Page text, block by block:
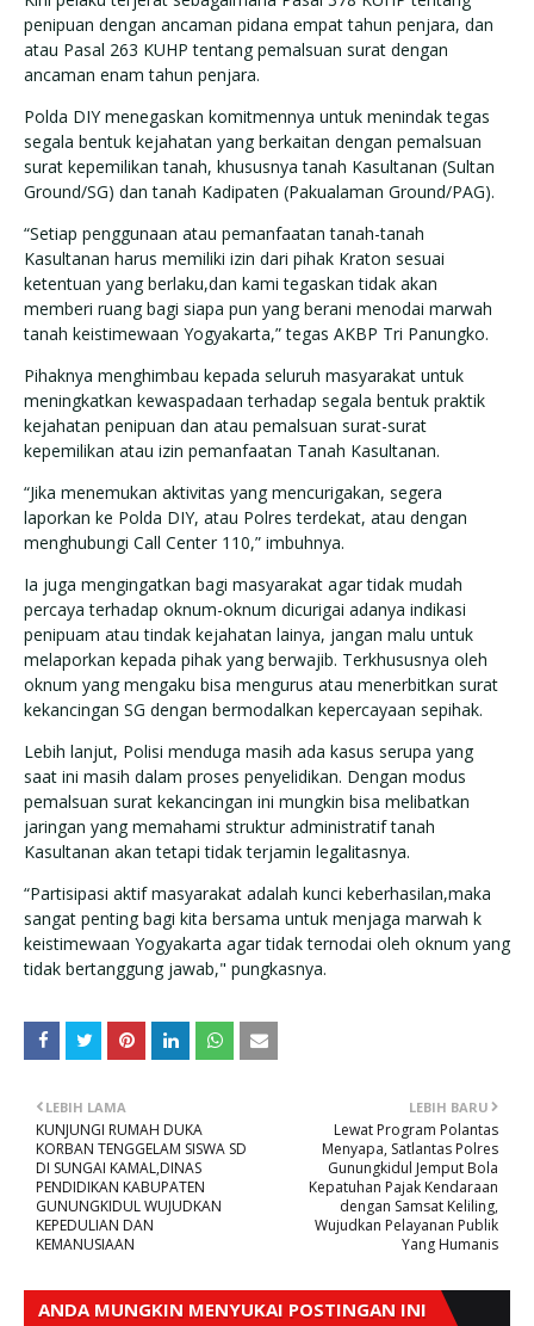
penipuan dengan ancaman pidana empat tahun penjara, dan
atau Pasal 263 KUHP tentang pemalsuan surat dengan
ancaman enam tahun penjara.
Polda DIY menegaskan komitmennya untuk menindak tegas
segala bentuk kejahatan yang berkaitan dengan pemalsuan
surat kepemilikan tanah, khususnya tanah Kasultanan (Sultan
Ground/SG) dan tanah Kadipaten (Pakualaman Ground/PAG).
“Setiap penggunaan atau pemanfaatan tanah-tanah
Kasultanan harus memiliki izin dari pihak Kraton sesuai
ketentuan yang berlaku,dan kami tegaskan tidak akan
memberi ruang bagi siapa pun yang berani menodai marwah
tanah keistimewaan Yogyakarta,” tegas AKBP Tri Panungko.
Pihaknya menghimbau kepada seluruh masyarakat untuk
meningkatkan kewaspadaan terhadap segala bentuk praktik
kejahatan penipuan dan atau pemalsuan surat-surat
kepemilikan atau izin pemanfaatan Tanah Kasultanan.
“Jika menemukan aktivitas yang mencurigakan, segera
laporkan ke Polda DIY, atau Polres terdekat, atau dengan
menghubungi Call Center 110,” imbuhnya.
Ia juga mengingatkan bagi masyarakat agar tidak mudah
percaya terhadap oknum-oknum dicurigai adanya indikasi
penipuam atau tindak kejahatan lainya, jangan malu untuk
melaporkan kepada pihak yang berwajib. Terkhususnya oleh
oknum yang mengaku bisa mengurus atau menerbitkan surat
kekancingan SG dengan bermodalkan kepercayaan sepihak.
Lebih lanjut, Polisi menduga masih ada kasus serupa yang
saat ini masih dalam proses penyelidikan. Dengan modus
pemalsuan surat kekancingan ini mungkin bisa melibatkan
jaringan yang memahami struktur administratif tanah
Kasultanan akan tetapi tidak terjamin legalitasnya.
“Partisipasi aktif masyarakat adalah kunci keberhasilan,maka
sangat penting bagi kita bersama untuk menjaga marwah k
keistimewaan Yogyakarta agar tidak ternodai oleh oknum yang
tidak bertanggung jawab," pungkasnya.
LEBIH BARU
Lewat Program Polantas
Menyapa, Satlantas Polres
Gunungkidul Jemput Bola
Kepatuhan Pajak Kendaraan
dengan Samsat Keliling,
Wujudkan Pelayanan Publik
Yang Humanis
LEBIH LAMA
KUNJUNGI RUMAH DUKA
KORBAN TENGGELAM SISWA SD
DI SUNGAI KAMAL,DINAS
PENDIDIKAN KABUPATEN
GUNUNGKIDUL WUJUDKAN
KEPEDULIAN DAN
KEMANUSIAAN
ANDA MUNGKIN MENYUKAI POSTINGAN INI